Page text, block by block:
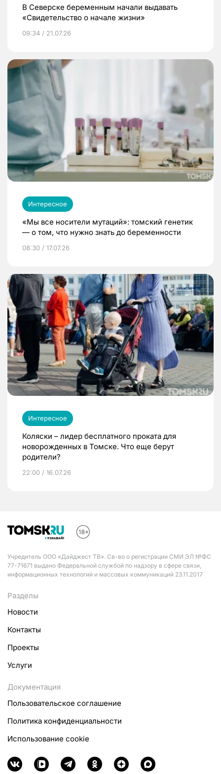
В Северске беременным начали выдавать
«Свидетельство о начале жизни»
09:34 / 21.07.26
Интересное
«Мы все носители мутаций»: томский генетик
— о том, что нужно знать до беременности
08:30 / 17.07.26
Интересное
Коляски – лидер бесплатного проката для
новорожденных в Томске. Что еще берут
родители?
22:00 / 16.07.26
Учредитель ООО «Дайджест ТВ». Св-во о регистрации СМИ ЭЛ №ФС
77-71671 выдано Федеральной службой по надзору в сфере связи,
информационных технологий и массовых коммуникаций 23.11.2017
Разделы
Новости
Контакты
Проекты
Услуги
Документация
Пользовательское соглашение
Политика конфиденциальности
Использование cookie